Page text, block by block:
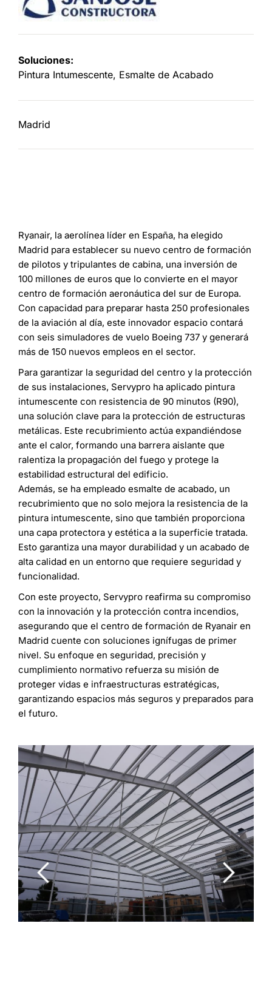
Soluciones:
Pintura Intumescente, Esmalte de Acabado
Madrid
Ryanair, la aerolínea líder en España, ha elegido
Madrid para establecer su nuevo centro de formación
de pilotos y tripulantes de cabina, una inversión de
100 millones de euros que lo convierte en el mayor
centro de formación aeronáutica del sur de Europa.
Con capacidad para preparar hasta 250 profesionales
de la aviación al día, este innovador espacio contará
con seis simuladores de vuelo Boeing 737 y generará
más de 150 nuevos empleos en el sector.
Para garantizar la seguridad del centro y la protección
de sus instalaciones, Servypro ha aplicado pintura
intumescente con resistencia de 90 minutos (R90),
una solución clave para la protección de estructuras
metálicas. Este recubrimiento actúa expandiéndose
ante el calor, formando una barrera aislante que
ralentiza la propagación del fuego y protege la
estabilidad estructural del edificio.
Además, se ha empleado esmalte de acabado, un
recubrimiento que no solo mejora la resistencia de la
pintura intumescente, sino que también proporciona
una capa protectora y estética a la superficie tratada.
Esto garantiza una mayor durabilidad y un acabado de
alta calidad en un entorno que requiere seguridad y
funcionalidad.
Con este proyecto, Servypro reafirma su compromiso
con la innovación y la protección contra incendios,
asegurando que el centro de formación de Ryanair en
Madrid cuente con soluciones ignífugas de primer
nivel. Su enfoque en seguridad, precisión y
cumplimiento normativo refuerza su misión de
proteger vidas e infraestructuras estratégicas,
garantizando espacios más seguros y preparados para
el futuro.